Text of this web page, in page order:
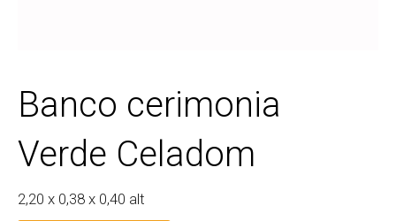
Banco cerimonia
Verde Celadom
2,20 x 0,38 x 0,40 alt